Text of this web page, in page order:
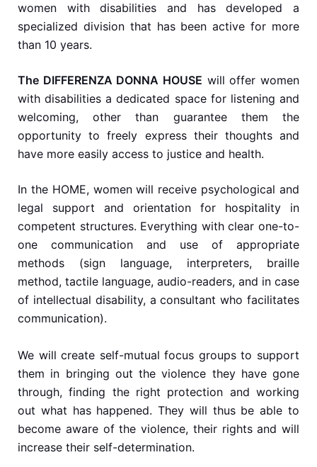
women with disabilities and has developed a
specialized division that has been active for more
than 10 years.
The DIFFERENZA DONNA HOUSE will offer women
with disabilities a dedicated space for listening and
welcoming, other than guarantee them the
opportunity to freely express their thoughts and
have more easily access to justice and health.
In the HOME, women will receive psychological and
legal support and orientation for hospitality in
competent structures. Everything with clear one-to-
one communication and use of appropriate
methods (sign language, interpreters, braille
method, tactile language, audio-readers, and in case
of intellectual disability, a consultant who facilitates
communication).
We will create self-mutual focus groups to support
them in bringing out the violence they have gone
through, finding the right protection and working
out what has happened. They will thus be able to
become aware of the violence, their rights and will
increase their self-determination.